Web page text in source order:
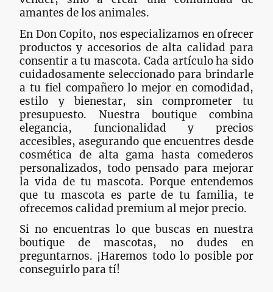
amantes de los animales.
En Don Copito, nos especializamos en ofrecer
productos y accesorios de alta calidad para
consentir a tu mascota. Cada artículo ha sido
cuidadosamente seleccionado para brindarle
a tu fiel compañero lo mejor en comodidad,
estilo y bienestar, sin comprometer tu
presupuesto. Nuestra boutique combina
elegancia, funcionalidad y precios
accesibles, asegurando que encuentres desde
cosmética de alta gama hasta comederos
personalizados, todo pensado para mejorar
la vida de tu mascota. Porque entendemos
que tu mascota es parte de tu familia, te
ofrecemos calidad premium al mejor precio.
Si no encuentras lo que buscas en nuestra
boutique de mascotas, no dudes en
preguntarnos. ¡Haremos todo lo posible por
conseguirlo para tí!